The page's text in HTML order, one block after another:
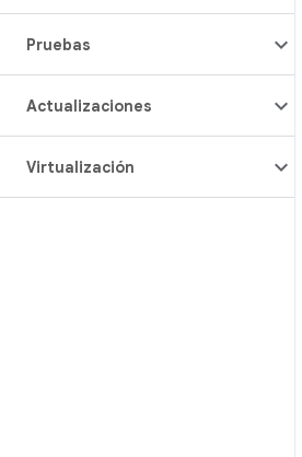
Pruebas
Actualizaciones
Virtualización